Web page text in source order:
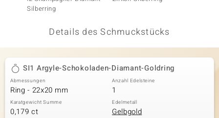
Silberring
Details des Schmuckstücks
SI1 Argyle-Schokoladen-Diamant-Goldring
Abmessungen
Ring - 22x20 mm
Anzahl Edelsteine
1
Karatgewicht Summe
0,179 ct
Edelmetall
Gelbgold